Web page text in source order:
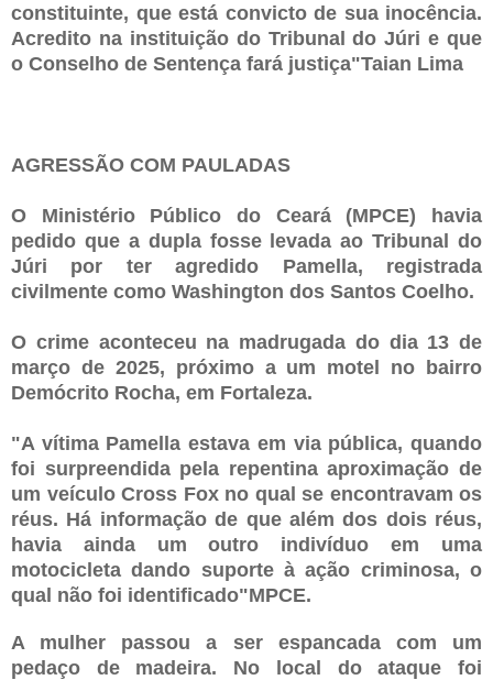
constituinte, que está convicto de sua inocência.
Acredito na instituição do Tribunal do Júri e que
o Conselho de Sentença fará justiça"Taian Lima
AGRESSÃO COM PAULADAS
O Ministério Público do Ceará (MPCE) havia
pedido que a dupla fosse levada ao Tribunal do
Júri por ter agredido Pamella, registrada
civilmente como Washington dos Santos Coelho.
O crime aconteceu na madrugada do dia 13 de
março de 2025, próximo a um motel no bairro
Demócrito Rocha, em Fortaleza.
"A vítima Pamella estava em via pública, quando
foi surpreendida pela repentina aproximação de
um veículo Cross Fox no qual se encontravam os
réus. Há informação de que além dos dois réus,
havia ainda um outro indivíduo em uma
motocicleta dando suporte à ação criminosa, o
qual não foi identificado"MPCE.
A mulher passou a ser espancada com um
pedaço de madeira. No local do ataque foi